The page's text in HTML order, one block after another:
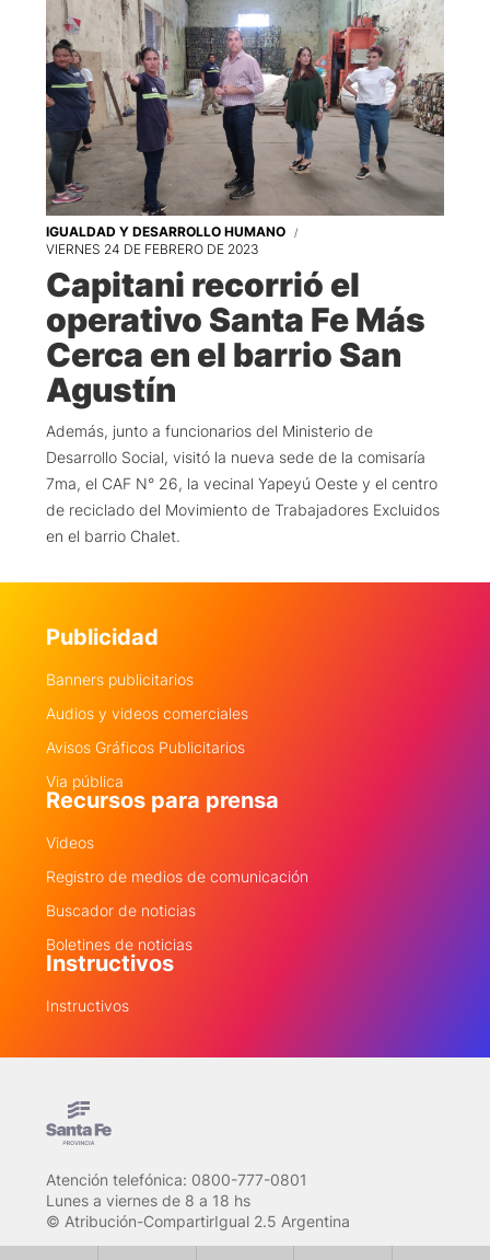
IGUALDAD Y DESARROLLO HUMANO
VIERNES 24 DE FEBRERO DE 2023
Capitani recorrió el
operativo Santa Fe Más
Cerca en el barrio San
Agustín
Además, junto a funcionarios del Ministerio de
Desarrollo Social, visitó la nueva sede de la comisaría
7ma, el CAF N° 26, la vecinal Yapeyú Oeste y el centro
de reciclado del Movimiento de Trabajadores Excluidos
en el barrio Chalet.
Publicidad
Banners publicitarios
Audios y videos comerciales
Avisos Gráficos Publicitarios
Via pública
Recursos para prensa
Videos
Registro de medios de comunicación
Buscador de noticias
Boletines de noticias
Instructivos
Instructivos
Atención telefónica: 0800-777-0801
Lunes a viernes de 8 a 18 hs
© Atribución-CompartirIgual 2.5 Argentina